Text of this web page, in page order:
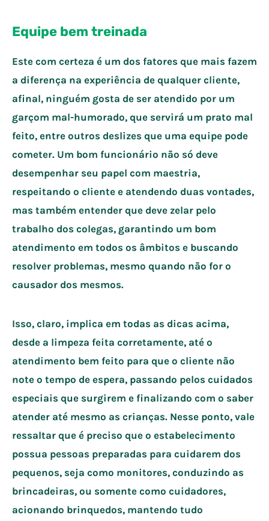
Equipe bem treinada
Este com certeza é um dos fatores que mais fazem
a diferença na experiência de qualquer cliente,
afinal, ninguém gosta de ser atendido por um
garçom mal-humorado, que servirá um prato mal
feito, entre outros deslizes que uma equipe pode
cometer. Um bom funcionário não só deve
desempenhar seu papel com maestria,
respeitando o cliente e atendendo duas vontades,
mas também entender que deve zelar pelo
trabalho dos colegas, garantindo um bom
atendimento em todos os âmbitos e buscando
resolver problemas, mesmo quando não for o
causador dos mesmos.
Isso, claro, implica em todas as dicas acima,
desde a limpeza feita corretamente, até o
atendimento bem feito para que o cliente não
note o tempo de espera, passando pelos cuidados
especiais que surgirem e finalizando com o saber
atender até mesmo as crianças. Nesse ponto, vale
ressaltar que é preciso que o estabelecimento
possua pessoas preparadas para cuidarem dos
pequenos, seja como monitores, conduzindo as
brincadeiras, ou somente como cuidadores,
acionando brinquedos, mantendo tudo